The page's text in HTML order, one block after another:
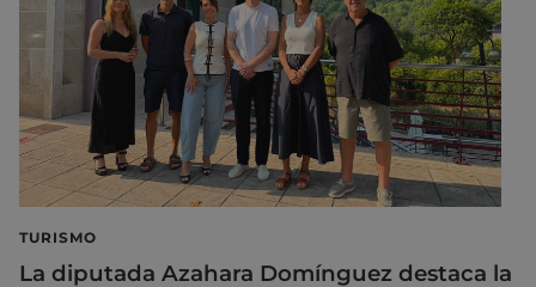
TURISMO
La diputada Azahara Domínguez destaca la